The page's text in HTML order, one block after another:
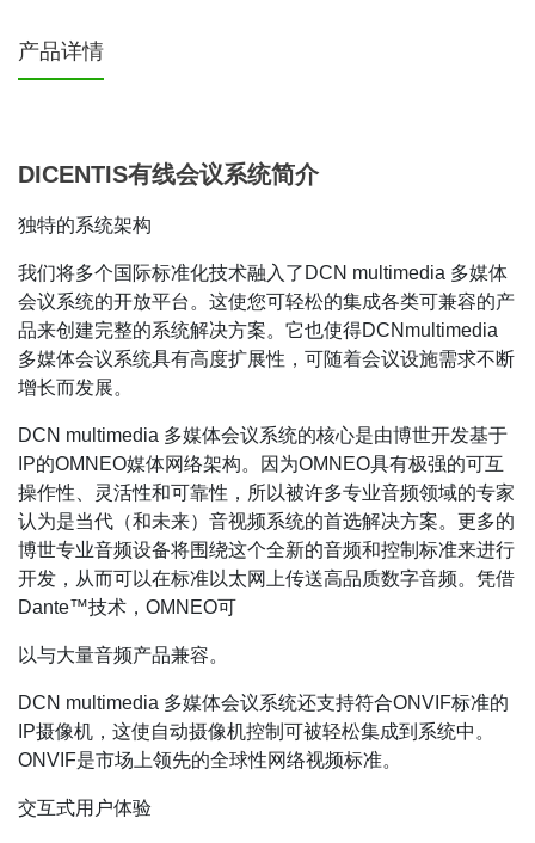
产品详情
DICENTIS有线会议系统简介
独特的系统架构
我们将多个国际标准化技术融入了DCN multimedia 多媒体
会议系统的开放平台。这使您可轻松的集成各类可兼容的产
品来创建完整的系统解决方案。它也使得DCNmultimedia
多媒体会议系统具有高度扩展性，可随着会议设施需求不断
增长而发展。
DCN multimedia 多媒体会议系统的核心是由博世开发基于
IP的OMNEO媒体网络架构。因为OMNEO具有极强的可互
操作性、灵活性和可靠性，所以被许多专业音频领域的专家
认为是当代（和未来）音视频系统的首选解决方案。更多的
博世专业音频设备将围绕这个全新的音频和控制标准来进行
开发，从而可以在标准以太网上传送高品质数字音频。凭借
Dante™技术，OMNEO可
以与大量音频产品兼容。
DCN multimedia 多媒体会议系统还支持符合ONVIF标准的
IP摄像机，这使自动摄像机控制可被轻松集成到系统中。
ONVIF是市场上领先的全球性网络视频标准。
交互式用户体验